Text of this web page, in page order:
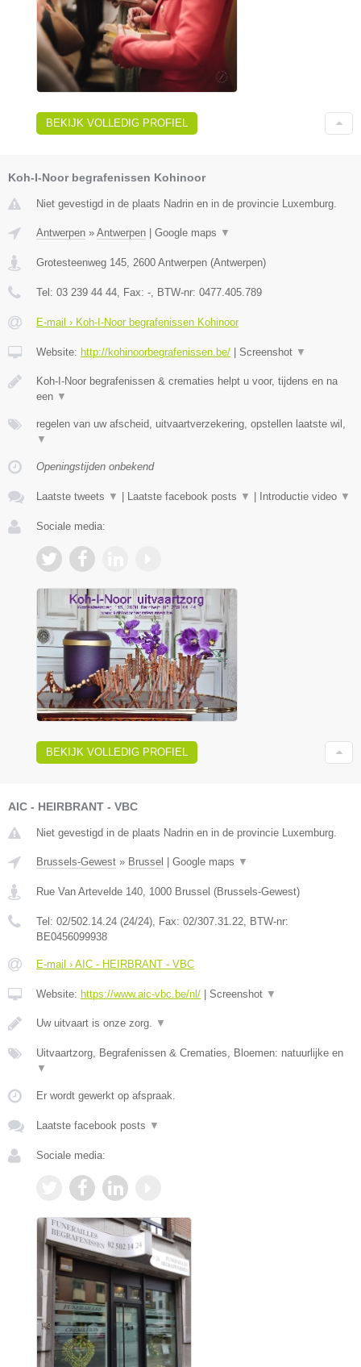
BEKIJK VOLLEDIG PROFIEL
Koh-I-Noor begrafenissen Kohinoor
Niet gevestigd in de plaats Nadrin en in de provincie Luxemburg.
Antwerpen » Antwerpen | Google maps ▼
Grotesteenweg 145 2600 Antwerpen (Antwerpen)
Tel: 03 239 44 44 , Fax: - , BTW-nr: 0477.405.789
E-mail › Koh-I-Noor begrafenissen Kohinoor
Website: http://kohinoorbegrafenissen.be/ | Screenshot ▼
Koh-I-Noor begrafenissen & crematies helpt u voor, tijdens en na
een ▼
regelen van uw afscheid, uitvaartverzekering, opstellen laatste wil,
▼
Openingstijden onbekend
Laatste tweets ▼ | Laatste facebook posts ▼ | Introductie video ▼
Sociale media:
BEKIJK VOLLEDIG PROFIEL
AIC - HEIRBRANT - VBC
Niet gevestigd in de plaats Nadrin en in de provincie Luxemburg.
Brussels-Gewest » Brussel Google maps ▼
Rue Van Artevelde 140, 1000 Brussel (Brussels-Gewest)
Tel: 02/502.14.24 (24/24), Fax: 02/307.31.22, BTW-nr:
BE0456099938
E-mail › AIC - HEIRBRANT - VBC
Website: https://www.aic-vbc.be/nl/ Screenshot ▼
Uw uitvaart is onze zorg. ▼
Uitvaartzorg, Begrafenissen & Crematies, Bloemen: natuurlijke en
▼
Er wordt gewerkt op afspraak.
Laatste facebook posts ▼
Sociale media: